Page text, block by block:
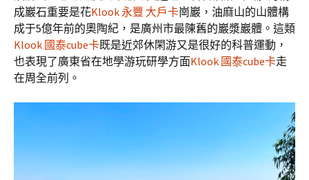
成巖石重要是花Klook 永豐 大戶卡崗巖，油麻山的山體構
成于5億年前的奧陶紀，是廣州市最陳舊的巖漿巖體。這類
Klook 國泰cube卡既是近郊休閑游又是很好的科普運動，
也表現了廣東省在地學游玩研學方面Klook 國泰cube卡走
在周全前列。